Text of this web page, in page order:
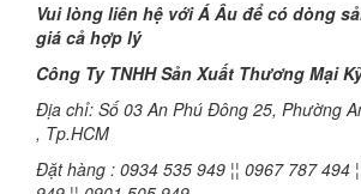
Vui lòng liên hệ với Á Âu để có dòng
giá cả hợp lý
Công Ty TNHH Sản Xuất Thương Mại
Địa chỉ: Số 03 An Phú Đông 25, Phường
, Tp.HCM
Đặt hàng : 0934 535 949 ¦¦ 0967 787 494